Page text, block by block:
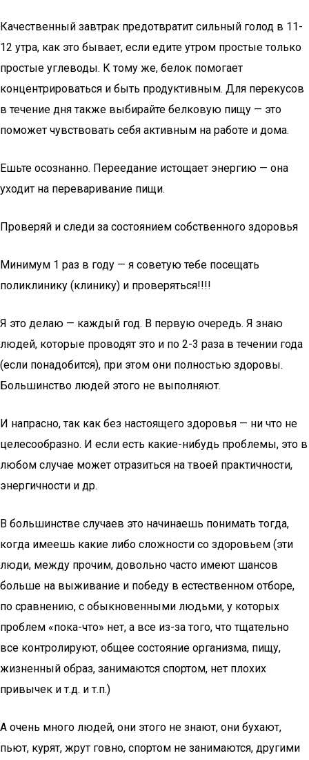
Качественный завтрак предотвратит сильный голод в 11-
12 утра, как это бывает, если едите утром простые только
простые углеводы. К тому же, белок помогает
концентрироваться и быть продуктивным. Для перекусов
в течение дня также выбирайте белковую пищу — это
поможет чувствовать себя активным на работе и дома.
Ешьте осознанно. Переедание истощает энергию — она
уходит на переваривание пищи.
Проверяй и следи за состоянием собственного здоровья
Минимум 1 раз в году — я советую тебе посещать
поликлинику (клинику) и проверяться!!!!
Я это делаю — каждый год. В первую очередь. Я знаю
людей, которые проводят это и по 2-3 раза в течении года
(если понадобится), при этом они полностью здоровы.
Большинство людей этого не выполняют.
И напрасно, так как без настоящего здоровья — ни что не
целесообразно. И если есть какие-нибудь проблемы, это в
любом случае может отразиться на твоей практичности,
энергичности и др.
В большинстве случаев это начинаешь понимать тогда,
когда имеешь какие либо сложности со здоровьем (эти
люди, между прочим, довольно часто имеют шансов
больше на выживание и победу в естественном отборе,
по сравнению, с обыкновенными людьми, у которых
проблем «пока-что» нет, а все из-за того, что тщательно
все контролируют, общее состояние организма, пищу,
жизненный образ, занимаются спортом, нет плохих
привычек и т.д. и т.п.)
А очень много людей, они этого не знают, они бухают,
пьют, курят, жрут говно, спортом не занимаются, другими